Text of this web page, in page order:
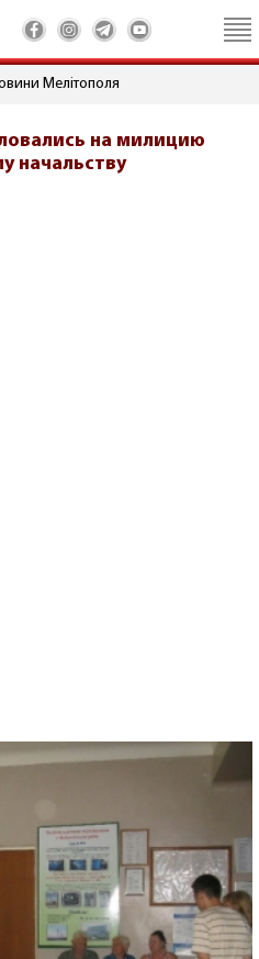
Мелітополя
на милицию
начальству